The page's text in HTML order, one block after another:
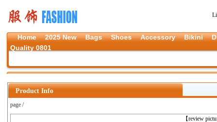
Home 2025 New Bags Shoes Accessory Bikini
Quality 0801
Product Info
page /
【review
上一张